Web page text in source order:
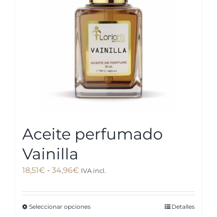
pueden
elegir
en
la
página
de
producto
Aceite perfumado
Vainilla
18,51€ - 34,96€ Rango
precios:
desde
IVA incl.
Seleccionar opcionesEste
Detalles